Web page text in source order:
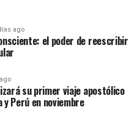
ago
el poder de reescribir
su primer viaje apostólico
Perú en noviembre